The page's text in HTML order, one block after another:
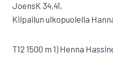
JoensK 34,41,
Kilpailun ulkopuolella
T12 1500 m 1) Henna